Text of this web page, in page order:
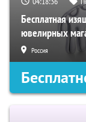
Бесплатная
ювелирных
Россия